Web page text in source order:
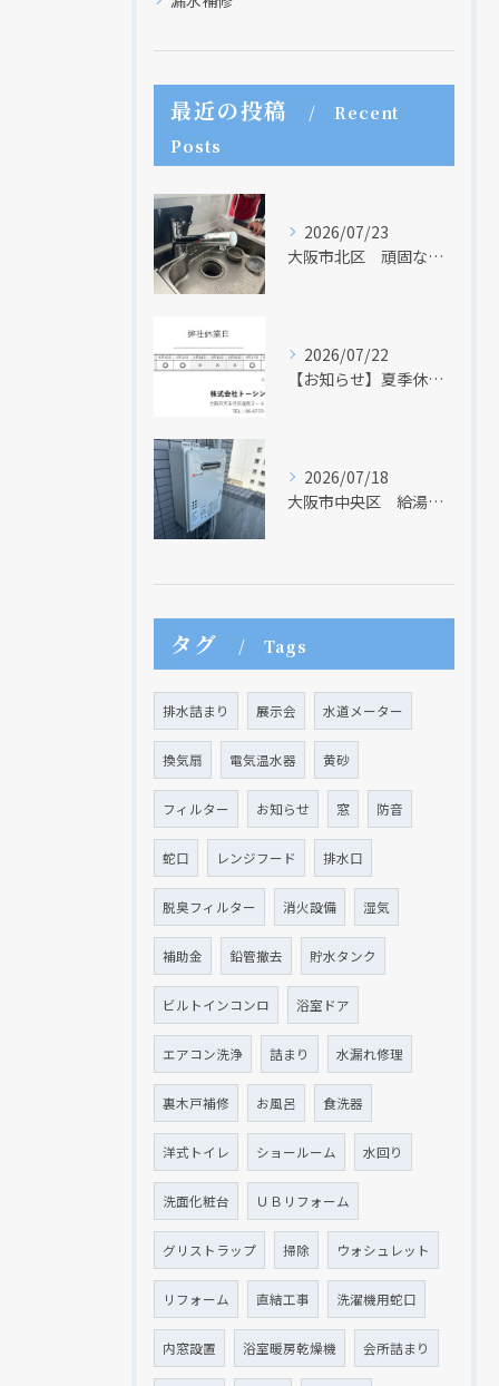
最近の投稿
Recent
Posts
2026/07/23
大阪市北区 頑固な水アカはなかなか取れない・・・
2026/07/22
【お知らせ】夏季休業日のお知らせ【２０２６年】
2026/07/18
大阪市中央区 給湯器のリモコンが無くても、リモコンを設置する方法はあります
タグ Tags
排水詰まり 展示会 水道メーター
換気扇 電気温水器 黄砂
フィルター お知らせ 窓 防音
蛇口 レンジフード 排水口
脱臭フィルター 消火設備 湿気
補助金 鉛管撤去 貯水タンク
ビルトインコンロ 浴室ドア
エアコン洗浄 詰まり 水漏れ修理
裏木戸補修 お風呂 食洗器
洋式トイレ ショールーム 水回り
洗面化粧台 ＵＢリフォーム
グリストラップ 掃除 ウォシュレット
リフォーム 直結工事 洗濯機用蛇口
内窓設置 浴室暖房乾燥機 会所詰まり
現在、新聞に入っている折込チラシです。
クリックでチラシのページにジャンプします
現在、新聞に入っている折込チラシです。
クリックでチラシのページにジャンプします